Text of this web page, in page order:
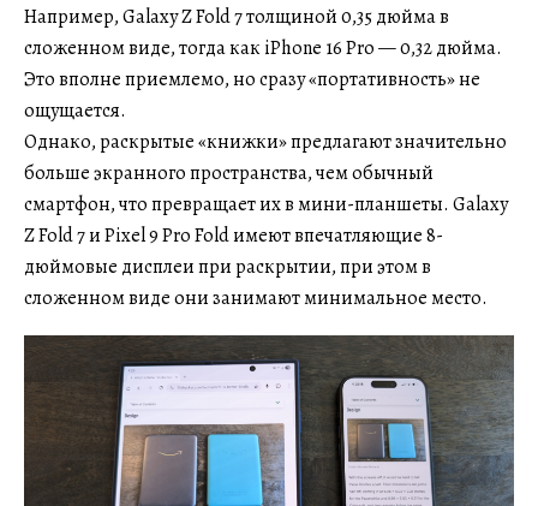
Например, Galaxy Z Fold 7 толщиной 0,35 дюйма в
сложенном виде, тогда как iPhone 16 Pro — 0,32 дюйма.
Это вполне приемлемо, но сразу «портативность» не
ощущается.
Однако, раскрытые «книжки» предлагают значительно
больше экранного пространства, чем обычный
смартфон, что превращает их в мини-планшеты. Galaxy
Z Fold 7 и Pixel 9 Pro Fold имеют впечатляющие 8-
дюймовые дисплеи при раскрытии, при этом в
сложенном виде они занимают минимальное место.